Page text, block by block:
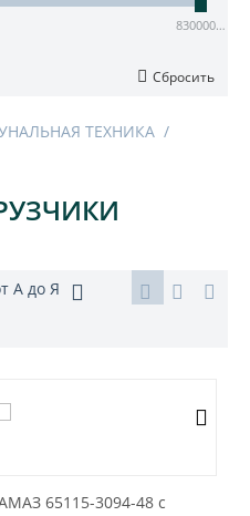
8300000 ₽
Сбросить
ТЕХНИКА /
А до Я
65115-3094-48 с